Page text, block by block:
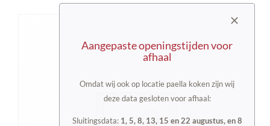
Aangepaste openingstijden voor
afhaal
Omdat wij ook op locatie paella koken zijn wij
deze data gesloten voor afhaal:
Sluitingsdata:1, 5, 8, 13, 15 en 22 augustus, en 8